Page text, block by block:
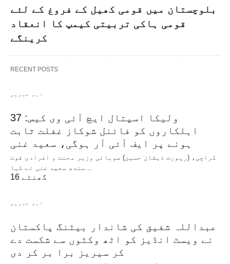
بلوچستان میں قومی کھیل کے فروغ کے لئے
قومی ہاکی تربیتی کیمپ کا انعقاد
کرینگے
RECENT POSTS
اہم خبریں
ولیکا اسپتال ایچ آئی وی کیس: 37
اہلکاروں کو فائنل شوکاز غفلت ثابت
ہونے پر ایف آئی آر ہوگی، سعید غنی
کراچی، (رپورٹ ذیشان حسین) صوبائی وزیر محنت و افرادی قوت
16 گھنٹے
اہم خبریں
عبداللہ شفیق کی شاندار بیٹنگ پاکستان
نے ویسٹ انڈیز کو اٹھ وکٹوں سے شکست دے
کر سیریز برا بر کر دی